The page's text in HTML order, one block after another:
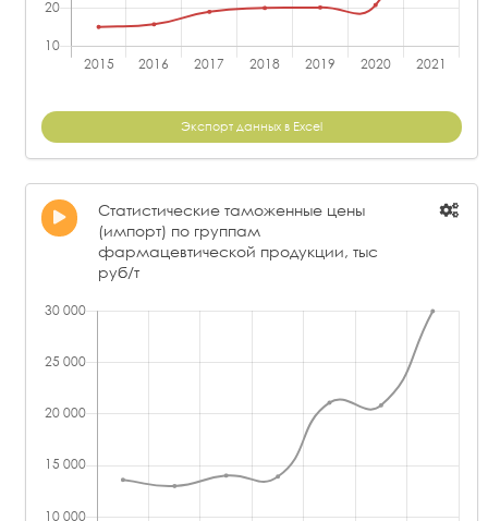
Экспорт данных в Excel
Статистические таможенные цены
(импорт) по группам
фармацевтической продукции, тыс
руб/т